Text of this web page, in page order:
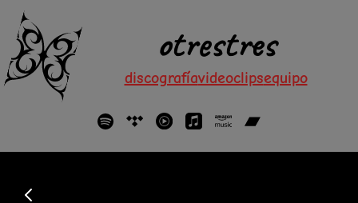
otrestres
discografíavideoclipsequipo